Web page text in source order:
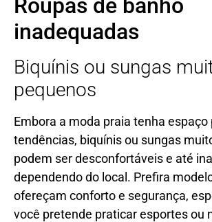
Roupas de banho
inadequadas
Biquínis ou sungas
pequenos
Embora a moda praia tenha espaço
tendências, biquínis ou sungas
podem ser desconfortáveis e até
dependendo do local. Prefira
ofereçam conforto e segurança,
você pretende praticar esportes ou